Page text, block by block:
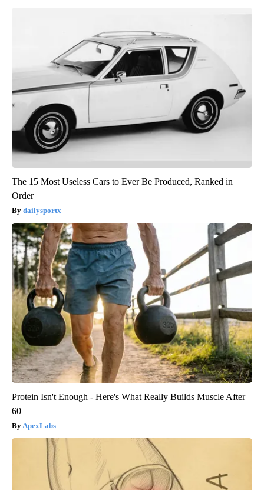
The 15 Most Useless Cars to Ever Be Produced, Ranked in
Order
dailysportx
Protein Isn't Enough - Here's What Really Builds Muscle After
60
ApexLabs